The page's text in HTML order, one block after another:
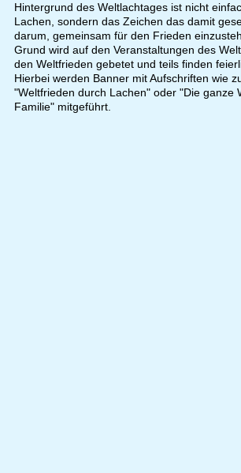
Hintergrund des Weltlachtages ist nicht
Lachen, sondern das Zeichen das damit
darum, gemeinsam für den Frieden
Grund wird auf den Veranstaltungen des
den Weltfrieden gebetet und teils finden
Hierbei werden Banner mit Aufschriften wie
"Weltfrieden durch Lachen" oder "Die ganze
Familie" mitgeführt.